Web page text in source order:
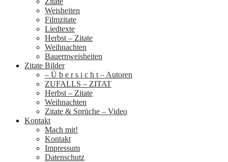
Weisheiten
Filmzitate
Liedtexte
Herbst – Zitate
Weihnachten
Bauernweisheiten
Zitate Bilder
– Ü b e r s i c h t – Autoren
ZUFALLS – ZITAT
Herbst – Zitate
Weihnachten
Zitate & Sprüche – Video
Kontakt
Mach mit!
Kontakt
Impressum
Datenschutz